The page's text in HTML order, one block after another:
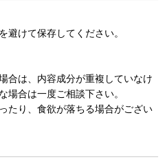
避けて保存してください。
合は、内容成分が重複していなけ
場合は一度ご相談下さい。
たり、食欲が落ちる場合がござい